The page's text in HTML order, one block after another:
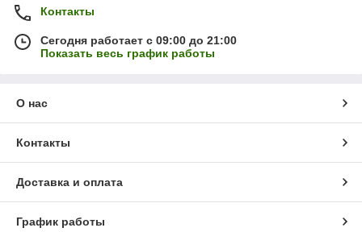
Контакты
Сегодня работает с 09:00 до 21:00
Показать весь график работы
О нас
Контакты
Доставка и оплата
График работы